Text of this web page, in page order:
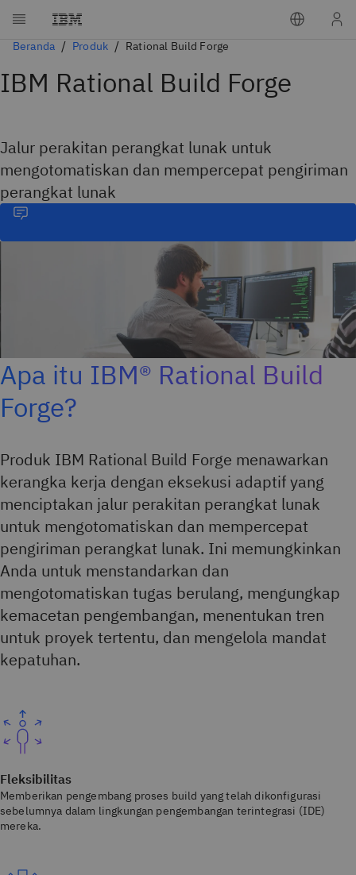
Beranda Produk Rational Build Forge
IBM Rational Build Forge
Jalur perakitan perangkat lunak untuk
mengotomatiskan dan mempercepat pengiriman
perangkat lunak
Apa itu IBM® Rational Build
Forge?
Produk IBM Rational Build Forge menawarkan
kerangka kerja dengan eksekusi adaptif yang
menciptakan jalur perakitan perangkat lunak
untuk mengotomatiskan dan mempercepat
pengiriman perangkat lunak. Ini memungkinkan
Anda untuk menstandarkan dan
mengotomatiskan tugas berulang, mengungkap
kemacetan pengembangan, menentukan tren
untuk proyek tertentu, dan mengelola mandat
kepatuhan.
Fleksibilitas
Memberikan pengembang proses build yang telah dikonfigurasi
sebelumnya dalam lingkungan pengembangan terintegrasi (IDE)
mereka.